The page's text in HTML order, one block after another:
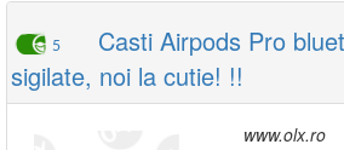
5
Casti Airpods Pro
sigilate, noi la cutie! !!
www.olx.ro